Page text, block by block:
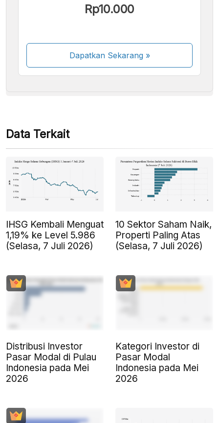
Rp10.000
Dapatkan Sekarang»
Beberapa metode pembayaran masih dalam
Data Terkait
IHSG Kembali Menguat
1,19% ke Level 5.986
(Selasa, 7 Juli 2026)
10 Sektor Saham Naik,
Properti Paling Atas
(Selasa, 7 Juli 2026)
Distribusi Investor
Pasar Modal di Pulau
Indonesia pada Mei
2026
Kategori Investor di
Pasar Modal
Indonesia pada Mei
2026